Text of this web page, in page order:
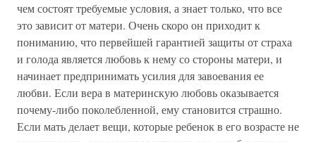
чем состоят требуемые условия, а знает только, что все
это зависит от матери. Очень скоро он приходит к
пониманию, что первейшей гарантией защиты от страха
и голода является любовь к нему со стороны матери, и
начинает предпринимать усилия для завоевания ее
любви. Если вера в материнскую любовь оказывается
почему-либо поколебленной, ему становится страшно.
Если мать делает вещи, которые ребенок в его возрасте не